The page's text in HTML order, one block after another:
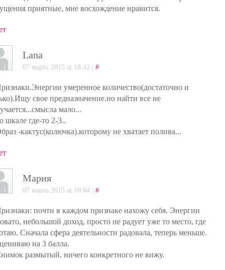
приятные, мне восхождение нравится.
Lana
07 марта 2015 at 18:42 | #
умеренное количество(достаточно и
свое предназначение.но найти все не
мало...
шкале где-то 2-3..
-кактус(колючка).которому не хватает полива...
Мария
07 марта 2015 at 10:04 | #
почти в каждом признаке нахожу себя. Энергии
небольшой доход, просто не радует уже то место, где
Сначала сфера деятельности радовала, теперь меньше.
на 3 балла.
размытый, ничего конкретного не вижу.